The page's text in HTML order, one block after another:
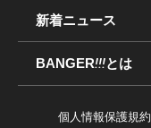
新着ニュース
BANGER!!!とは
個人情報保護規約